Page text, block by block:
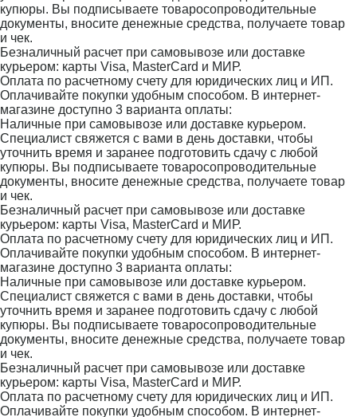
купюры. Вы подписываете товаросопроводительные
документы, вносите денежные средства, получаете товар
и чек.
Безналичный расчет при самовывозе или доставке
курьером: карты Visa, MasterCard и МИР.
Оплата по расчетному счету для юридических лиц и ИП.
Оплачивайте покупки удобным способом. В интернет-
магазине доступно 3 варианта оплаты:
Наличные при самовывозе или доставке курьером.
Специалист свяжется с вами в день доставки, чтобы
уточнить время и заранее подготовить сдачу с любой
купюры. Вы подписываете товаросопроводительные
документы, вносите денежные средства, получаете товар
и чек.
Безналичный расчет при самовывозе или доставке
курьером: карты Visa, MasterCard и МИР.
Оплата по расчетному счету для юридических лиц и ИП.
Оплачивайте покупки удобным способом. В интернет-
магазине доступно 3 варианта оплаты:
Наличные при самовывозе или доставке курьером.
Специалист свяжется с вами в день доставки, чтобы
уточнить время и заранее подготовить сдачу с любой
купюры. Вы подписываете товаросопроводительные
документы, вносите денежные средства, получаете товар
и чек.
Безналичный расчет при самовывозе или доставке
курьером: карты Visa, MasterCard и МИР.
Оплата по расчетному счету для юридических лиц и ИП.
Оплачивайте покупки удобным способом. В интернет-